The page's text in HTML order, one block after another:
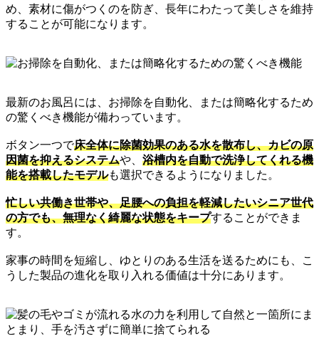
め、素材に傷がつくのを防ぎ、長年にわたって美しさを維持
することが可能になります。
最新のお風呂には、お掃除を自動化、または簡略化するため
の驚くべき機能が備わっています。
ボタン一つで床全体に除菌効果のある水を散布し、カビの原
因菌を抑えるシステムや、 浴槽内を自動で洗浄してくれる機
能を搭載したモデルも選択できるようになりました。
忙しい共働き世帯や、足腰への負担を軽減したいシニア世代
の方でも、無理なく綺麗な状態をキープすることができま
す。
家事の時間を短縮し、ゆとりのある生活を送るためにも、こ
うした製品の進化を取り入れる価値は十分にあります。